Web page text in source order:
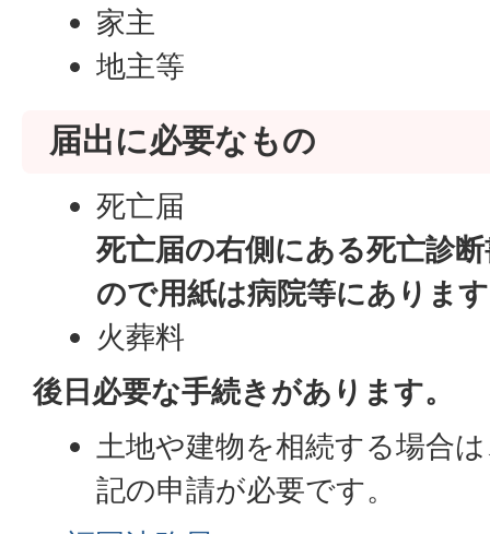
家主
地主等
届出に必要なもの
死亡届
死亡届の右側にある死亡診
ので用紙は病院等にありま
火葬料
後日必要な手続きがあります。
土地や建物を相続する場合
記の申請が必要です。